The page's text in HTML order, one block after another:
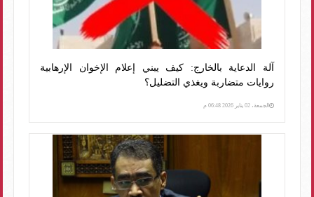
آلة الدعاية بالخارج: كيف يبني إعلام الإخوان الإرهابية
روايات متضاربة ويغذي التضليل؟
الجمعة، 02 يناير 2026 06:48 م